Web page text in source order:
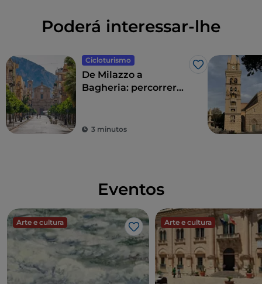
Poderá interessar-lhe
Cicloturismo
Gosto
De Milazzo a
Bagheria: percorrer
3 minutos
Eventos
Arte e cultura
Gosto
Arte e cultura